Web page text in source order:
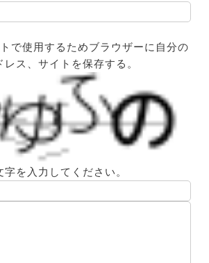
で使用するためブラウザーに自分の
ス、サイトを保存する。
字を入力してください。